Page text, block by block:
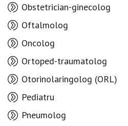
Obstetrician-ginecolog
Oftalmolog
Oncolog
Ortoped-traumatolog
Otorinolaringolog (ORL)
Pediatru
Pneumolog